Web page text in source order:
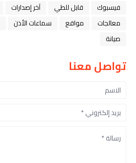
فيسبوك
قابل للطي آخر إصدارات
معالجات
مواقع سماعات الأذن
صيانة
تواصل معنا